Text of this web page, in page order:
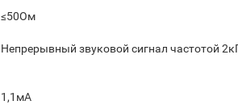
≤50Ом
Непрерывный звуковой сигнал частотой
1,1мА